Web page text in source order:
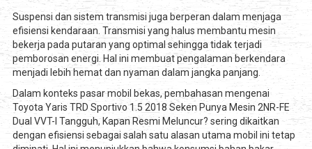
Suspensi dan sistem transmisi juga berperan dalam menjaga
efisiensi kendaraan. Transmisi yang halus membantu mesin
bekerja pada putaran yang optimal sehingga tidak terjadi
pemborosan energi. Hal ini membuat pengalaman berkendara
menjadi lebih hemat dan nyaman dalam jangka panjang.
Dalam konteks pasar mobil bekas, pembahasan mengenai
Toyota Yaris TRD Sportivo 1.5 2018 Seken Punya Mesin 2NR-FE
Dual VVT-I Tangguh, Kapan Resmi Meluncur? sering dikaitkan
dengan efisiensi sebagai salah satu alasan utama mobil ini tetap